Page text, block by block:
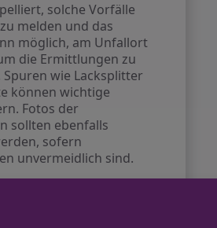
solche Vorfälle
melden und das
möglich, am Unfallort
die Ermittlungen zu
wie Lacksplitter
können wichtige
Fotos der
sollten ebenfalls
sofern
unvermeidlich sind.